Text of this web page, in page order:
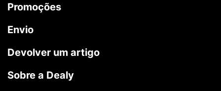
Promoções
Envio
Devolver um artigo
Sobre a Dealy